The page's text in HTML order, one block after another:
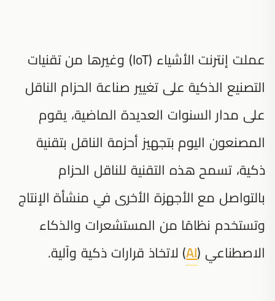
عملت إنترنت الأشياء (IoT) وغيرها من تقنيات
التصنيع الذكية على تغيير صناعة الحزام الناقل
على مدار السنوات العديدة الماضية، يقوم
المصنعون اليوم بتجهيز أحزمة الناقل بتقنية
ذكية، تسمح هذه التقنية للناقل الحزام
بالتواصل مع الأجهزة الأخرى في منشأة الإنتاج
وتستخدم نظامًا من المستشعرات والذكاء
الاصطناعي (AI) لاتخاذ قرارات ذكية وآلية.